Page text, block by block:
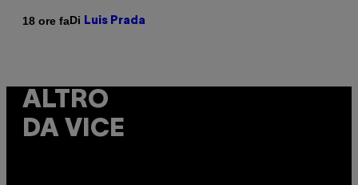
18 ore faDi Luis Prada
ALTRO
DA VICE